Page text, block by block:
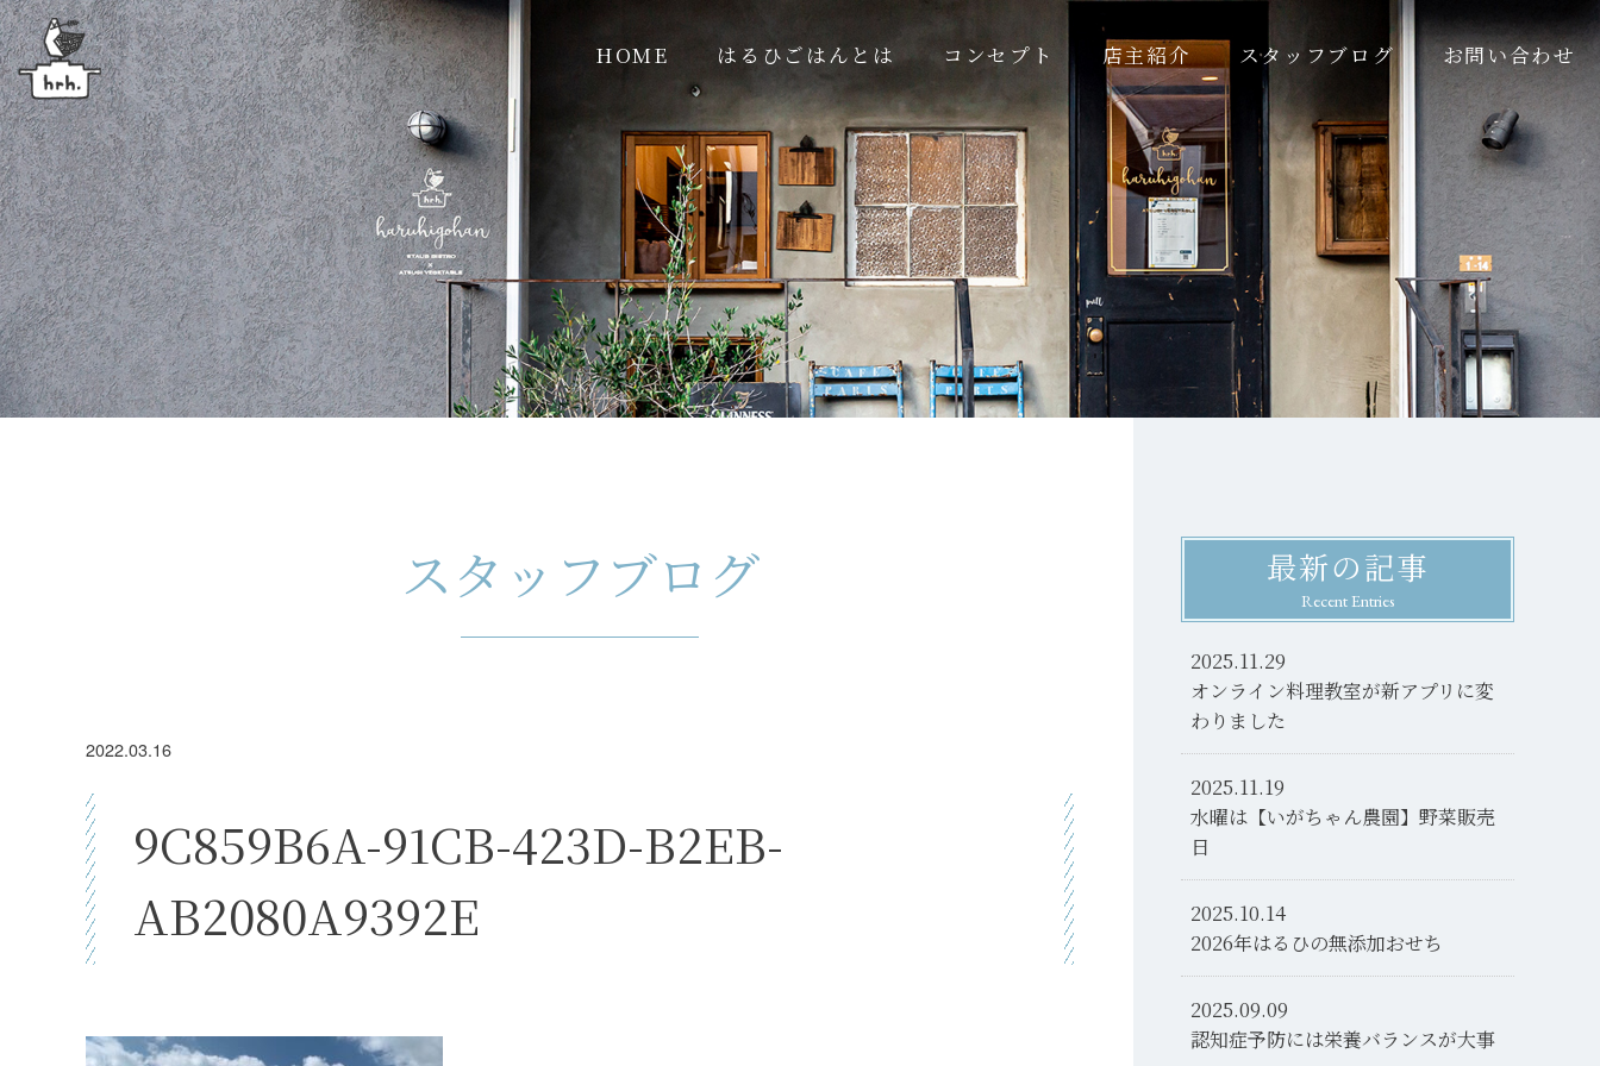
HOME はるひごはんとは コンセプト 店主紹介 スタッフブログ お問い合わせ
スタッフブログ
2022.03.16
9C859B6A-91CB-423D-B2EB-
AB2080A9392E
最新の記事
Recent Entries
2025.11.29
オンライン料理教室が新アプリに変
わりました
2025.11.19
水曜は【いがちゃん農園】野菜販売
日
2025.10.14
2026年はるひの無添加おせち
2025.09.09
認知症予防には栄養バランスが大事